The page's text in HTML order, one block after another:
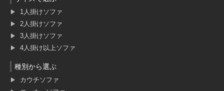
1人掛けソファ
2人掛けソファ
3人掛けソファ
4人掛け以上ソファ
種別から選ぶ
カウチソファ